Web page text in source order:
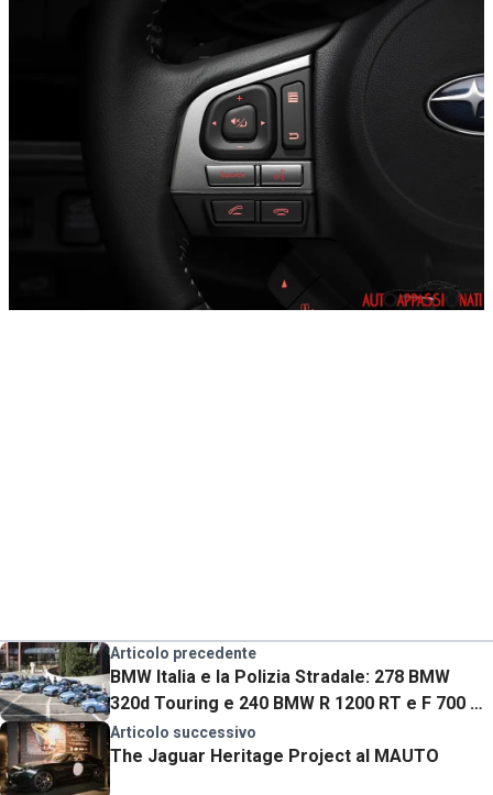
Articolo precedente
BMW Italia e la Polizia Stradale: 278 BMW
320d Touring e 240 BMW R 1200 RT e F 700 GS
in consegna
Articolo successivo
The Jaguar Heritage Project al MAUTO